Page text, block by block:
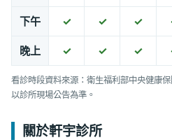
下午 ✓ ✓ ✓
晚上 ✓ ✓ ✓
看診時段資料來源：衛生福利部中央健康
以診所現場公告為準。
關於軒宇診所